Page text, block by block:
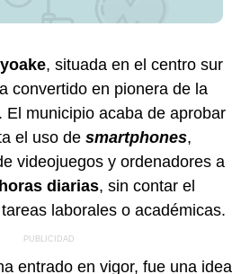
, situada en el centro sur
convertido en pionera de la
El municipio acaba de aprobar
el uso de smartphones,
videojuegos y ordenadores a
diarias, sin contar el
laborales o académicas.
entrado en vigor, fue una idea